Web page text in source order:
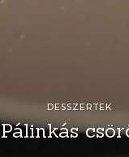
DESSZERTEK
Pálinkás